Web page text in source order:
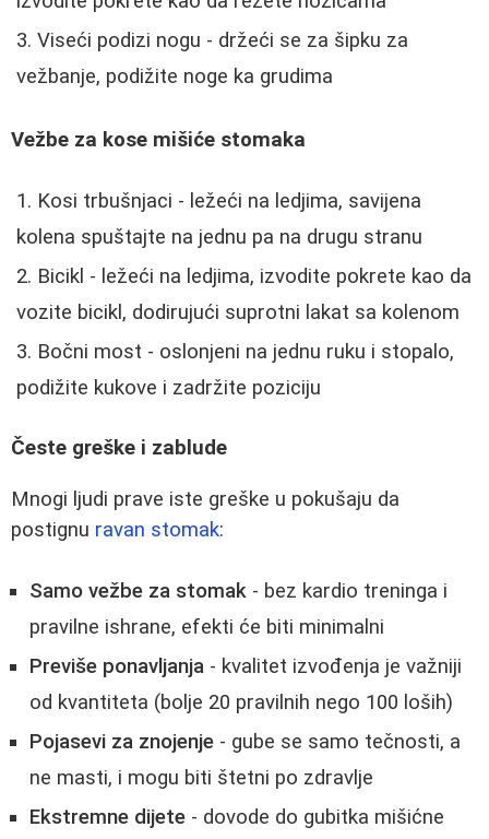
Viseći podizi nogu - držeći se za šipku za
vežbanje, podižite noge ka grudima
Vežbe za kose mišiće stomaka
Kosi trbušnjaci - ležeći na ledjima, savijena
kolena spuštajte na jednu pa na drugu stranu
Bicikl - ležeći na ledjima, izvodite pokrete kao da
vozite bicikl, dodirujući suprotni lakat sa kolenom
Bočni most - oslonjeni na jednu ruku i stopalo,
podižite kukove i zadržite poziciju
Česte greške i zablude
Mnogi ljudi prave iste greške u pokušaju da
postignu ravan stomak:
Samo vežbe za stomak - bez kardio treninga i
pravilne ishrane, efekti će biti minimalni
Previše ponavljanja - kvalitet izvođenja je važniji
od kvantiteta (bolje 20 pravilnih nego 100 loših)
Pojasevi za znojenje - gube se samo tečnosti, a
ne masti, i mogu biti štetni po zdravlje
Ekstremne dijete - dovode do gubitka mišićne